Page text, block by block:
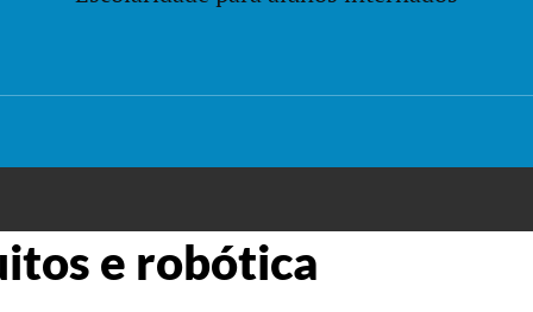
e robótica